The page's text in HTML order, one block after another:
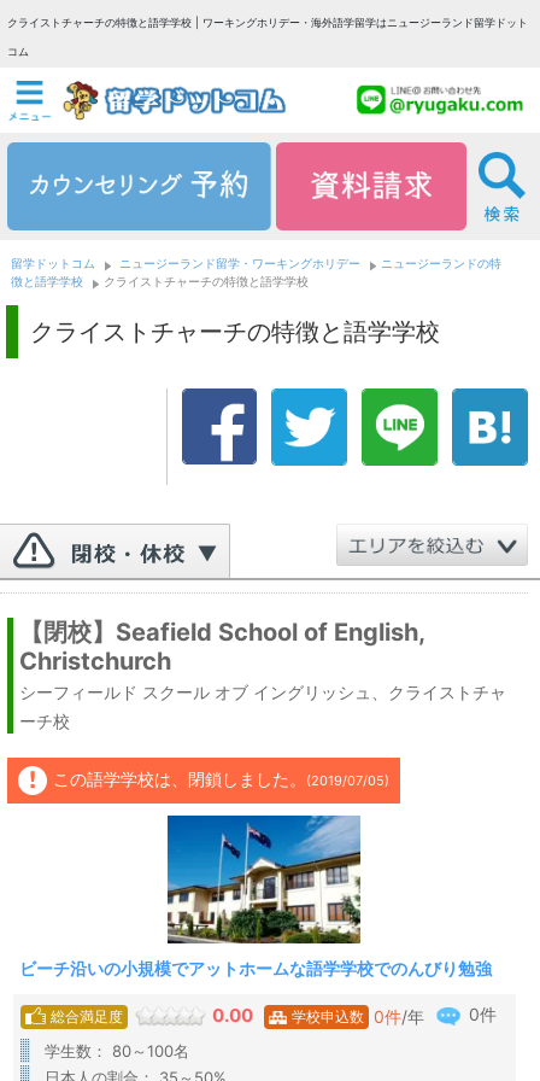
クライストチャーチの特徴と語学学校 | ワーキングホリデー・海外語学留学はニュージーランド留学ドット
コム
留学ドットコム ニュージーランド留学・ワーキングホリデー
ニュージーランドの特
徴と語学学校
クライストチャーチの特徴と語学学校
クライストチャーチの特徴と語学学校
【閉校】Seafield School of English,
Christchurch
シーフィールド スクール オブ イングリッシュ、クライストチャ
ーチ校
この語学学校は、閉鎖しました。 (2019/07/05)
ビーチ沿いの小規模でアットホームな語学学校でのんびり勉強
総合満足度 0.00 学校申込数 0件/年 0件
学生数： 80～100名